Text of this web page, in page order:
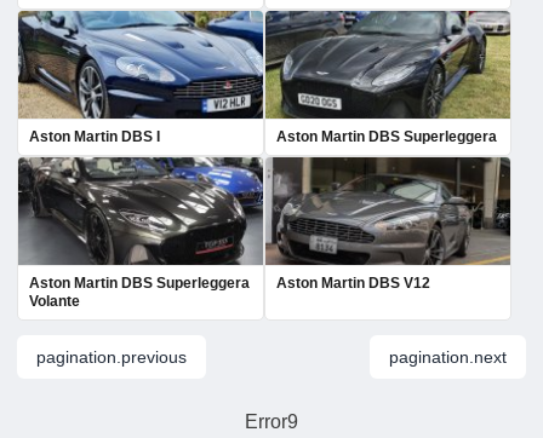
Aston Martin DBS I Aston Martin DBS Superleggera
Aston Martin DBS Superleggera
Volante
Aston Martin DBS V12
pagination.previous pagination.next
Error9